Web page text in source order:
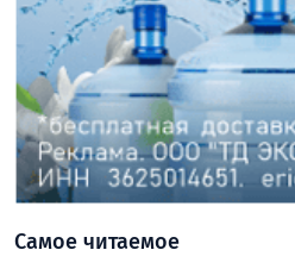
Самое читаемое